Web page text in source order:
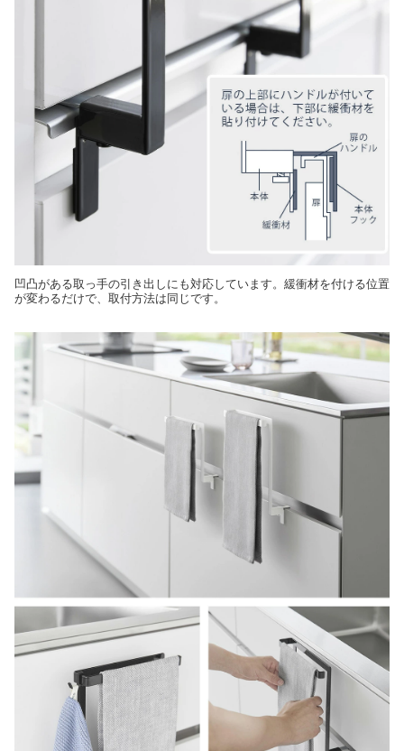
凹凸がある取っ手の引き出しにも対応しています。緩衝材を付ける位置
が変わるだけで、取付方法は同じです。